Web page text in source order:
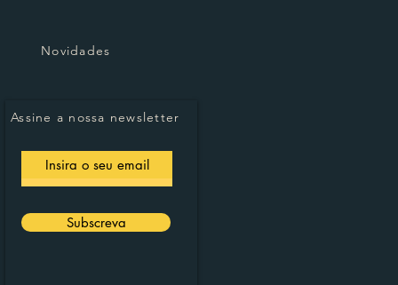
Novidades
Assine a nossa newsletter
Subscreva